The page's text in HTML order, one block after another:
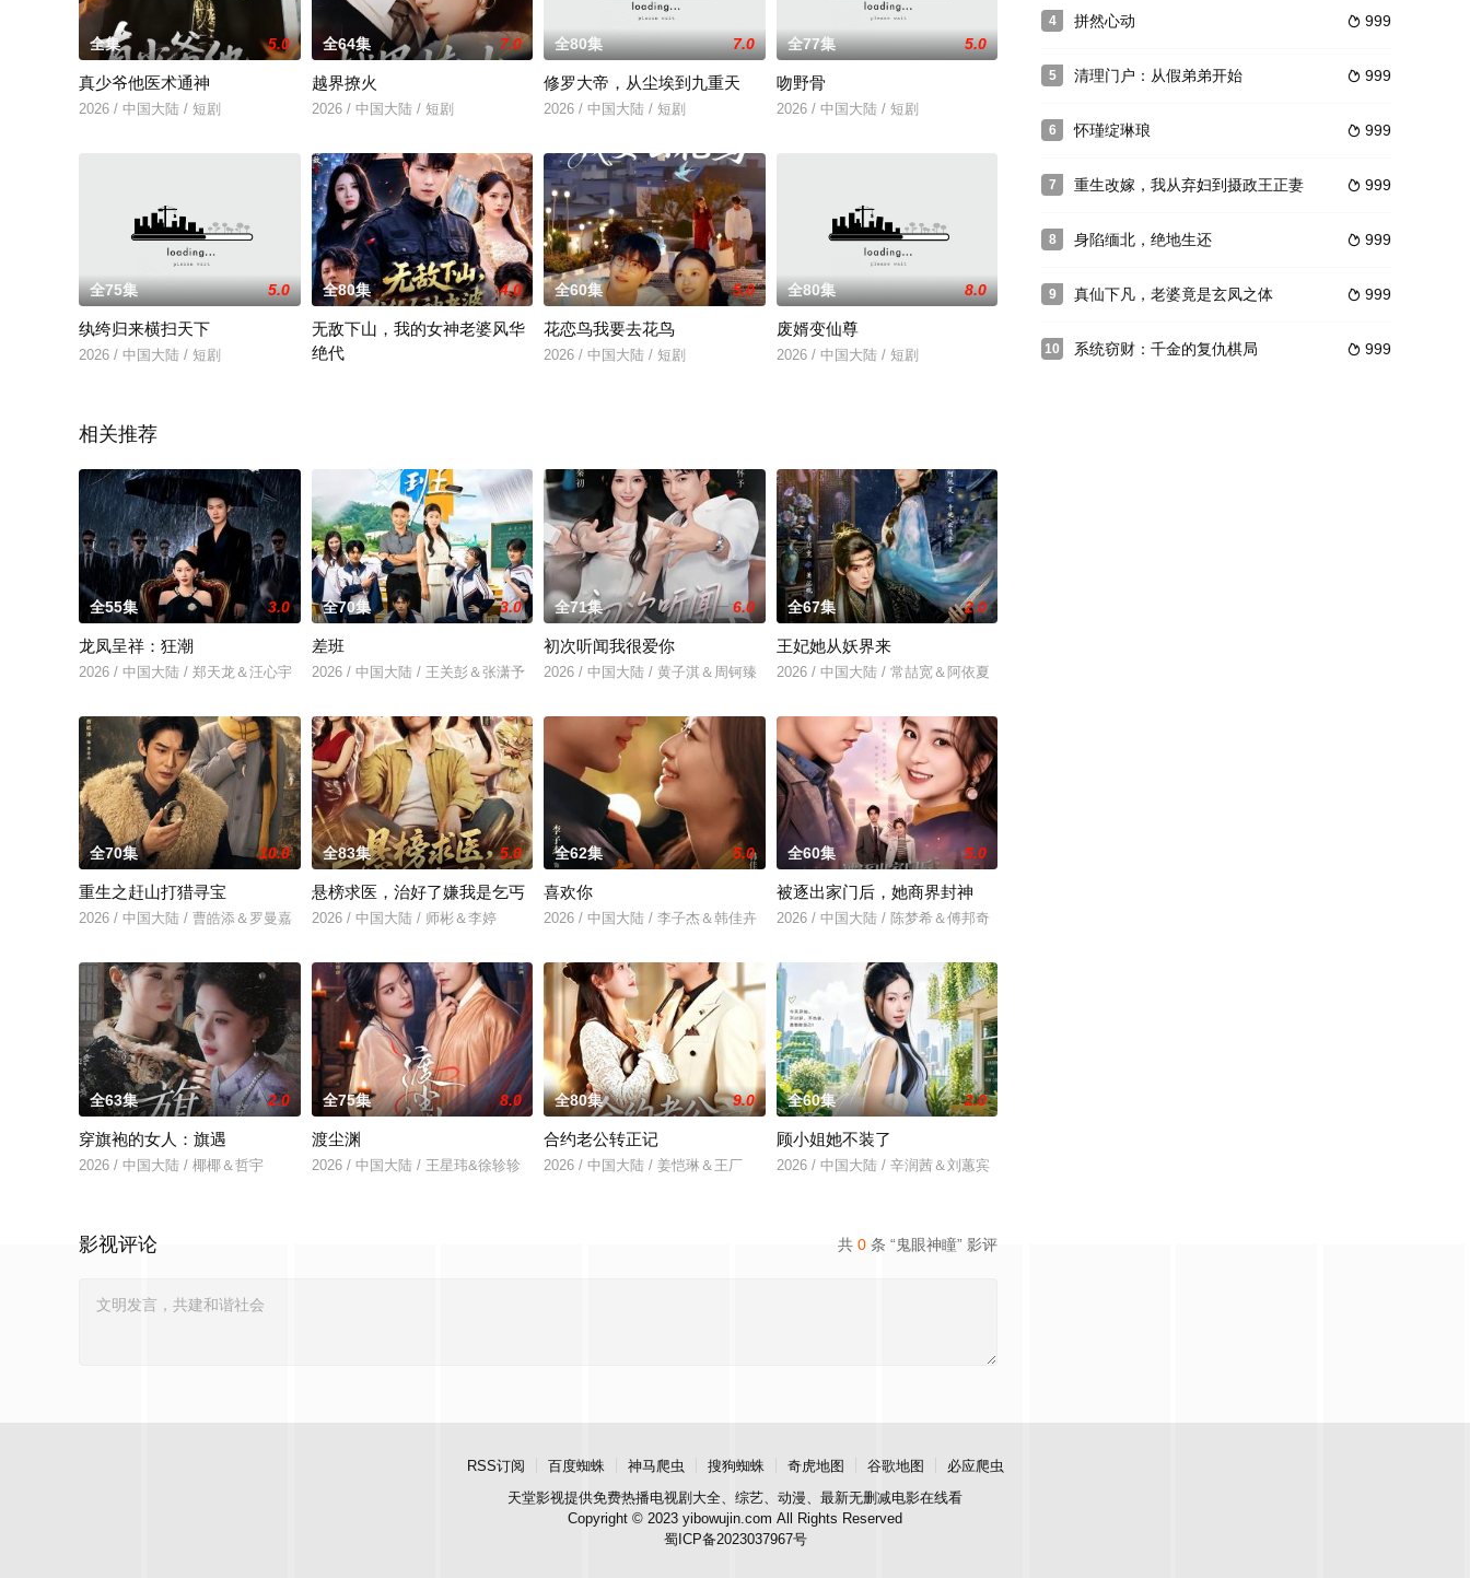
全集 5.0
真少爷他医术通神
2026 / 中国大陆 / 短剧
全64集 7.0
越界撩火
2026 / 中国大陆 / 短剧
全80集 7.0
修罗大帝，从尘埃到九重天
2026 / 中国大陆 / 短剧
全77集 5.0
吻野骨
2026 / 中国大陆 / 短剧
全75集 5.0
纨绔归来横扫天下
2026 / 中国大陆 / 短剧
全80集 4.0
无敌下山，我的女神老婆风华
绝代
全60集 5.0
花恋鸟我要去花鸟
2026 / 中国大陆 / 短剧
全80集 8.0
废婿变仙尊
2026 / 中国大陆 / 短剧
相关推荐
全55集 3.0
龙凤呈祥：狂潮
2026 / 中国大陆 / 郑天龙＆汪心宇
全70集 3.0
差班
2026 / 中国大陆 / 王关彭＆张潇予
全71集 6.0
初次听闻我很爱你
2026 / 中国大陆 / 黄子淇＆周钶臻
全67集 2.0
王妃她从妖界来
2026 / 中国大陆 / 常喆宽＆阿依夏
全70集 10.0
重生之赶山打猎寻宝
2026 / 中国大陆 / 曹皓添＆罗曼嘉
全83集 5.0
悬榜求医，治好了嫌我是乞丐
2026 / 中国大陆 / 师彬＆李婷
全62集 5.0
喜欢你
2026 / 中国大陆 / 李子杰＆韩佳卉
全60集 5.0
被逐出家门后，她商界封神
2026 / 中国大陆 / 陈梦希＆傅邦奇
全63集 2.0
穿旗袍的女人：旗遇
2026 / 中国大陆 / 椰椰＆哲宇
全75集 8.0
渡尘渊
2026 / 中国大陆 / 王星玮&徐轸轸
全80集 9.0
合约老公转正记
2026 / 中国大陆 / 姜恺琳＆王厂
全60集 2.0
顾小姐她不装了
2026 / 中国大陆 / 辛润茜＆刘蕙宾
共 0 条 “鬼眼神瞳” 影评
影视评论
4  999
拼然心动
5  999
清理门户：从假弟弟开始
6  999
怀瑾绽琳琅
7  999
重生改嫁，我从弃妇到摄政王正妻
8  999
身陷缅北，绝地生还
9  999
真仙下凡，老婆竟是玄凤之体
10  999
系统窃财：千金的复仇棋局
RSS订阅 百度蜘蛛 神马爬虫 搜狗蜘蛛 奇虎地图 谷歌地图
必应爬虫
天堂影视提供免费热播电视剧大全、综艺、动漫、最新无删减电影在线看
Copyright © 2023 yibowujin.com All Rights Reserved
蜀ICP备2023037967号